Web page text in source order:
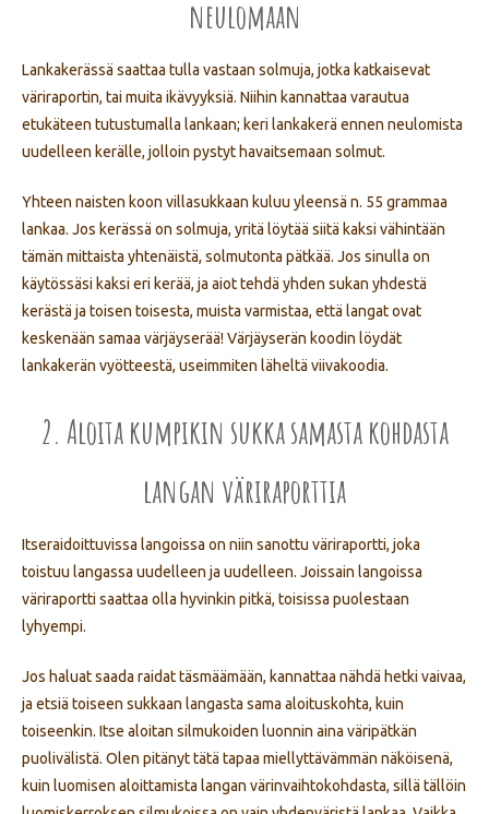
neulomaan
Lankakerässä saattaa tulla vastaan solmuja, jotka katkaisevat
väriraportin, tai muita ikävyyksiä. Niihin kannattaa varautua
etukäteen tutustumalla lankaan; keri lankakerä ennen neulomista
uudelleen kerälle, jolloin pystyt havaitsemaan solmut.
Yhteen naisten koon villasukkaan kuluu yleensä n. 55 grammaa
lankaa. Jos kerässä on solmuja, yritä löytää siitä kaksi vähintään
tämän mittaista yhtenäistä, solmutonta pätkää. Jos sinulla on
käytössäsi kaksi eri kerää, ja aiot tehdä yhden sukan yhdestä
kerästä ja toisen toisesta, muista varmistaa, että langat ovat
keskenään samaa värjäyserää! Värjäyserän koodin löydät
lankakerän vyötteestä, useimmiten läheltä viivakoodia.
2. Aloita kumpikin sukka samasta kohdasta
langan väriraporttia
Itseraidoittuvissa langoissa on niin sanottu väriraportti, joka
toistuu langassa uudelleen ja uudelleen. Joissain langoissa
väriraportti saattaa olla hyvinkin pitkä, toisissa puolestaan
lyhyempi.
Jos haluat saada raidat täsmäämään, kannattaa nähdä hetki vaivaa,
ja etsiä toiseen sukkaan langasta sama aloituskohta, kuin
toiseenkin. Itse aloitan silmukoiden luonnin aina väripätkän
puolivälistä. Olen pitänyt tätä tapaa miellyttävämmän näköisenä,
kuin luomisen aloittamista langan värinvaihtokohdasta, sillä tällöin